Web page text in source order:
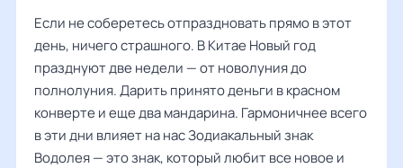
Если не соберетесь отпраздновать прямо в этот
день, ничего страшного. В Китае Новый год
празднуют две недели — от новолуния до
полнолуния. Дарить принято деньги в красном
конверте и еще два мандарина. Гармоничнее всего
в эти дни влияет на нас Зодиакальный знак
Водолея — это знак, который любит все новое и